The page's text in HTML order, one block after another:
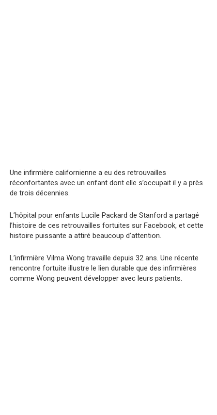
Une infirmière californienne a eu des retrouvailles
réconfortantes avec un enfant dont elle s’occupait il y a près
de trois décennies.
L’hôpital pour enfants Lucile Packard de Stanford a partagé
l’histoire de ces retrouvailles fortuites sur Facebook, et cette
histoire puissante a attiré beaucoup d’attention.
L’infirmière Vilma Wong travaille depuis 32 ans. Une récente
rencontre fortuite illustre le lien durable que des infirmières
comme Wong peuvent développer avec leurs patients.